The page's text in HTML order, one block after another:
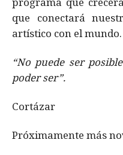
que conectará
artístico con el mundo.
“No puede ser
poder ser”.
Cortázar
Próximamente más